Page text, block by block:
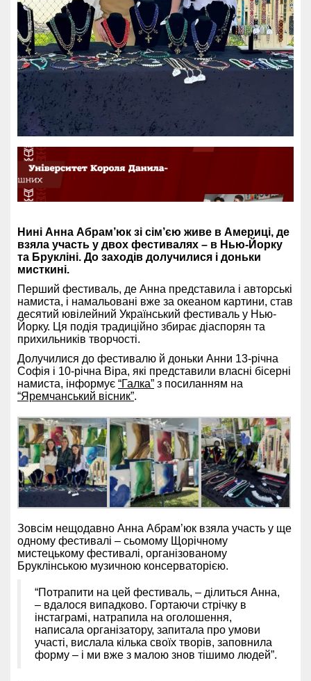
Нині Анна Абрам’юк зі сім’єю живе в Америці, де
взяла участь у двох фестивалях – в Нью-Йорку
та Брукліні. До заходів долучилися і доньки
мисткині.
Перший фестиваль, де Анна представила і авторські
намиста, і намальовані вже за океаном картини, став
десятий ювілейний Український фестиваль у Нью-
Йорку. Ця подія традиційно збирає діаспорян та
прихильників творчості.
Долучилися до фестивалю й доньки Анни 13-річна
Софія і 10-річна Віра, які представили власні бісерні
намиста, інформує “Галка” з посиланням на
“Яремчанський вісник”.
Зовсім нещодавно Анна Абрам’юк взяла участь у ще
одному фестивалі – сьомому Щорічному
мистецькому фестивалі, організованому
Бруклінською музичною консерваторією.
“Потрапити на цей фестиваль, – ділиться Анна,
– вдалося випадково. Гортаючи стрічку в
інстаграмі, натрапила на оголошення,
написала організатору, запитала про умови
участі, вислала кілька своїх творів, заповнила
форму – і ми вже з малою знов тішимо людей”.